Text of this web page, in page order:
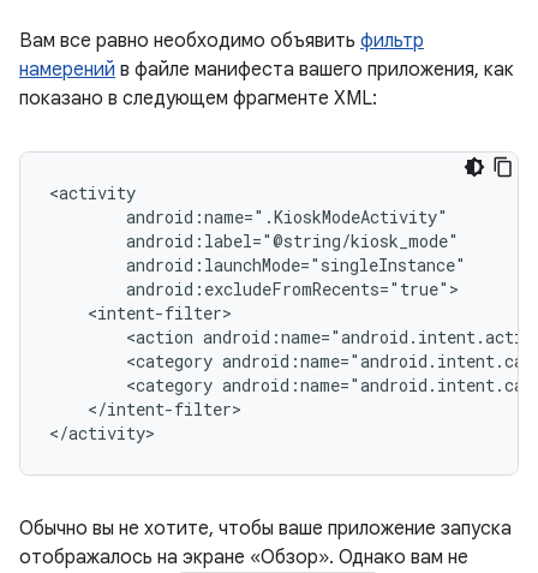
Вам все равно необходимо объявить фильтр
намерений в файле манифеста вашего приложения, как
показано в следующем фрагменте XML:
<action
<category
<category
</intent-filter>
Обычно вы не хотите, чтобы ваше приложение запуска
отображалось на экране «Обзор». Однако вам не